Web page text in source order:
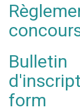
Bulletin
form